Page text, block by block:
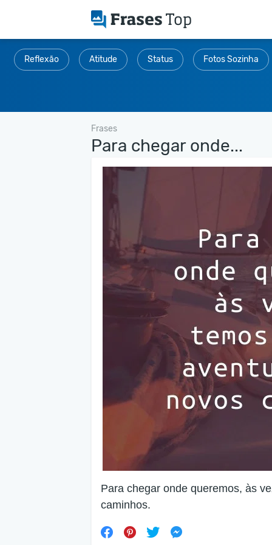
Reflexão Atitude Status Fotos Sozinha
Frases
Para chegar onde...
Para chegar onde queremos, às
caminhos.